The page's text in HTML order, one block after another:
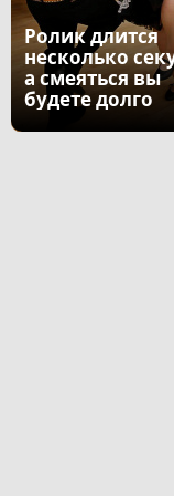
Ролик длится
несколько
а смеяться вы
будете долго